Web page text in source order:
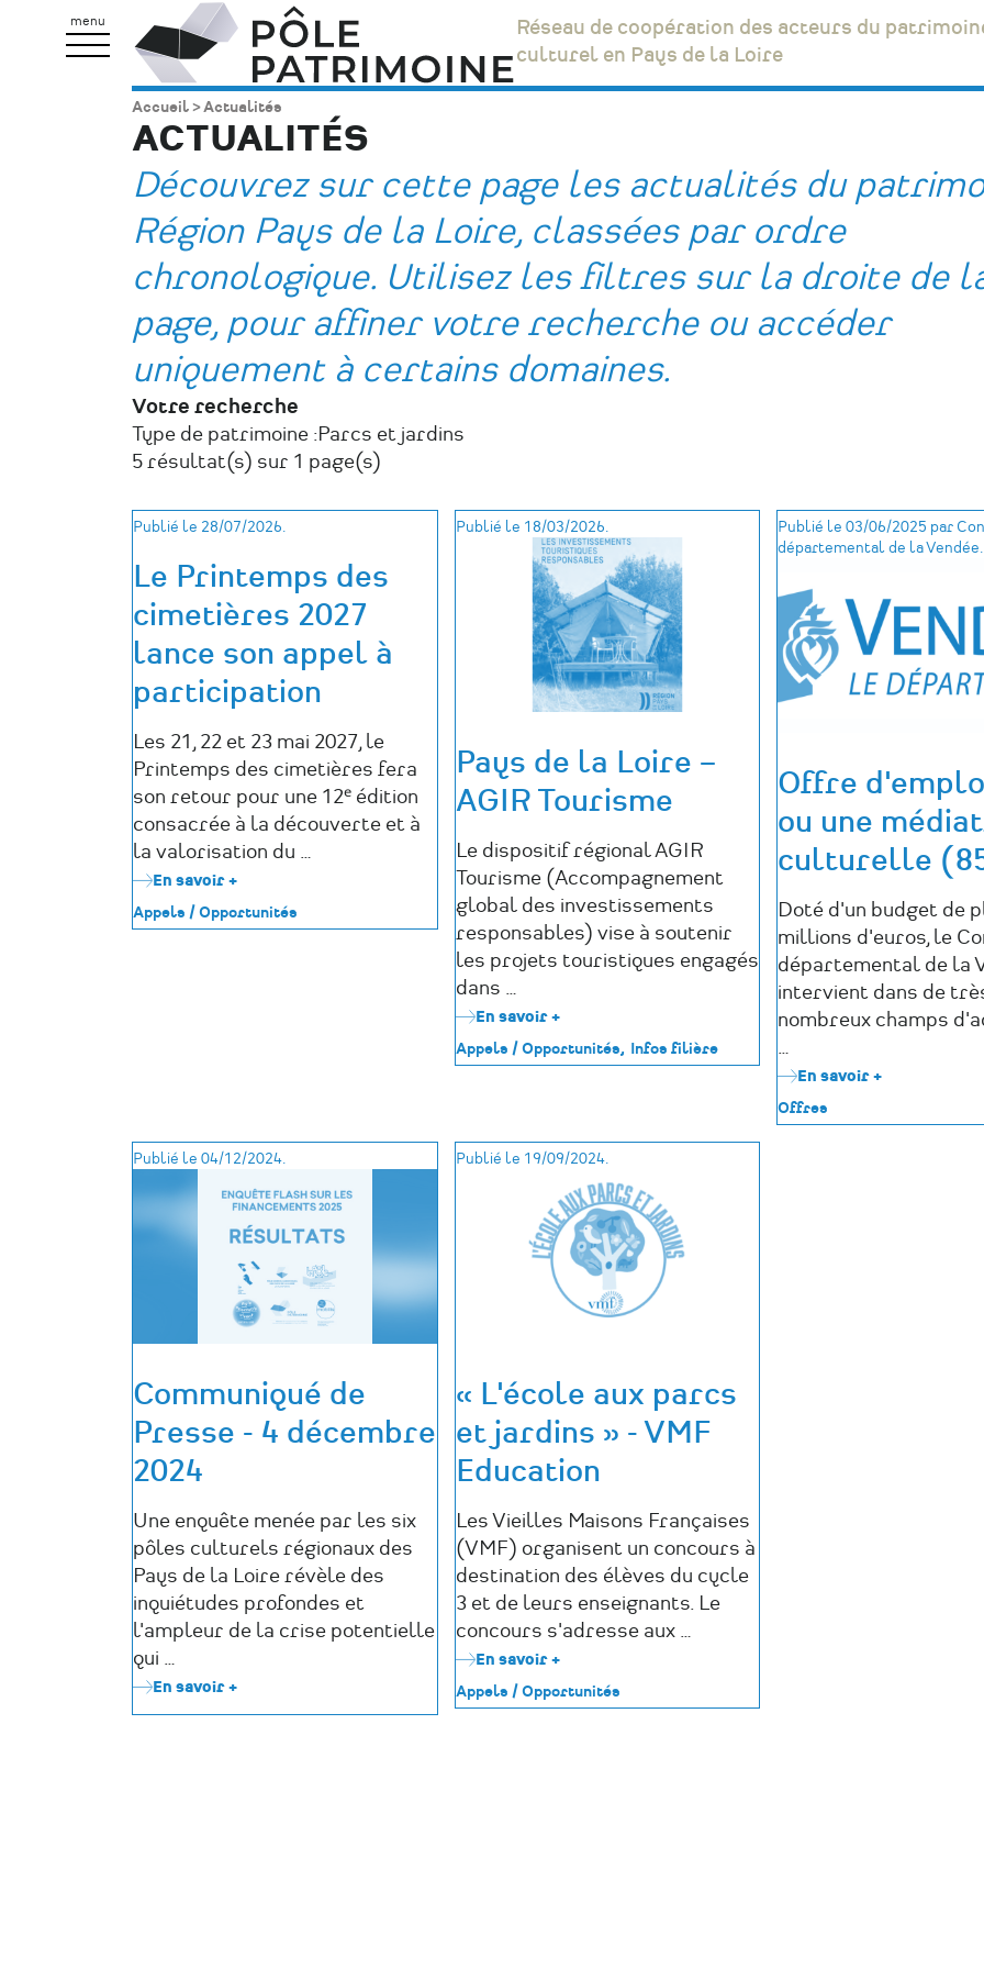
menu
Pôle
Patrimoine
Réseau de coopération des acteurs du
culturel en Pays de la Loire
Fil
d'Ariane
Accueil Actualités
ACTUALITÉS
Découvrez sur cette page les actualités du
Région Pays de la Loire, classées par ordre
chronologique. Utilisez les filtres sur la droite de
page, pour affiner votre recherche ou accéder
uniquement à certains domaines.
Votre recherche
Type de patrimoine :Parcs et jardins
5 résultat(s) sur 1 page(s)
Publié le 28/07/2026.
Le Printemps des
cimetières 2027
lance son appel à
participation
Les 21, 22 et 23 mai 2027, le
Printemps des cimetières fera
son retour pour une 12ᵉ édition
consacrée à la découverte et à
la valorisation du …
En savoir +
Printemps
Appels / Opportunités
Publié le 18/03/2026.
Pays de la Loire –
AGIR Tourisme
Le dispositif régional AGIR
Tourisme (Accompagnement
global des investissements
responsables) vise à soutenir
les projets touristiques engagés
dans …
En savoir +sur
de
AGIR
Tourisme
Appels / Opportunités Infos filière
Publié le 03/06/2025 par
départemental de la Vendée.
Offre
ou une
culturelle
Doté d'un budget de
millions d'euros, le
départemental de la
intervient dans de
nombreux champs
…
En savoir +
Offres
Publié le 04/12/2024.
Communiqué de
Presse - 4 décembre
2024
Une enquête menée par les six
pôles culturels régionaux des
Pays de la Loire révèle des
inquiétudes profondes et
l'ampleur de la crise potentielle
qui …
En savoir +
Publié le 19/09/2024.
« L'école aux parcs
et jardins » - VMF
Education
Les Vieilles Maisons Françaises
(VMF) organisent un concours à
destination des élèves du cycle
3 et de leurs enseignants. Le
concours s'adresse aux …
En savoir +sur
L'école
Appels / Opportunités